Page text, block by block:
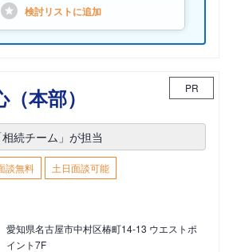
検討リストに追加
本部） PR
続チーム」が担当
談無料
土日面談可能
愛知県名古屋市中村区椿町14-13 ウエストポ
イント7F